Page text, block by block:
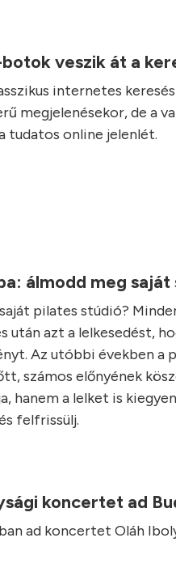
veszik át a
internetes
megjelenésekor, de a
tudatos online jelenlét.
álmodd meg
pilates stúdió?
után azt a lelkesedést,
Az utóbbi években a
számos előnyének
hanem a lelket is
felfrissülj.
koncertet ad
ad koncertet Oláh